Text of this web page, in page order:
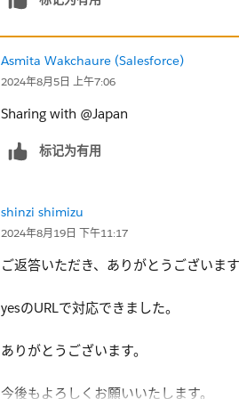
NOの場合、
よろしくお願いいたします。
Asmita Wakchaure (Salesforce)
2024年8月5日 上午7:06
Sharing with @Japan​
标记为有用
shinzi shimizu
2024年8月19日 下午11:17
ご返答いただき、ありがとうございます
yesのURLで対応できました。
ありがとうございます。
今後もよろしくお願いいたします。